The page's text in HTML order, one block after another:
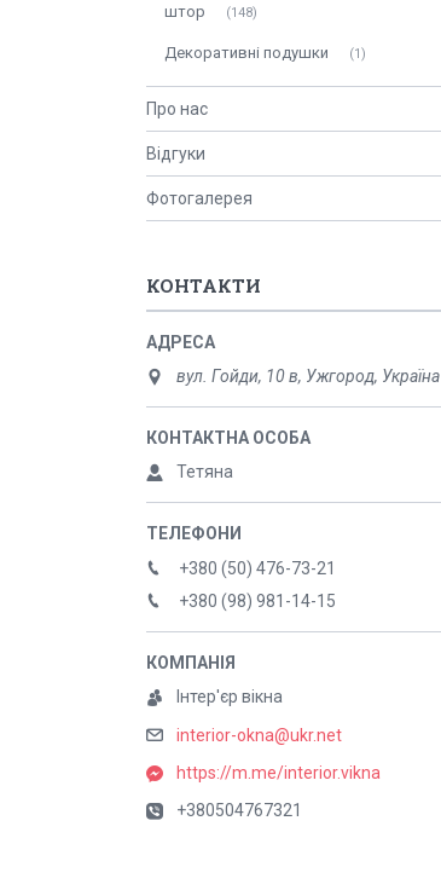
штор
148
Декоративні подушки 1
Про нас
Відгуки
Фотогалерея
КОНТАКТИ
вул. Гойди, 10 в, Ужгород, Україна
Тетяна
+380 (50) 476-73-21
+380 (98) 981-14-15
Інтер'єр вікна
interior-okna@ukr.net
https://m.me/interior.vikna
+380504767321